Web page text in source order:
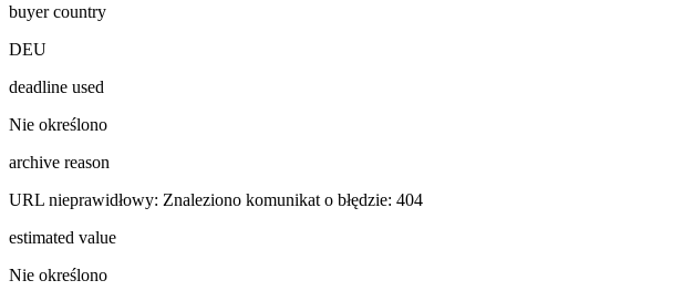
buyer country
DEU
deadline used
Nie określono
archive reason
URL nieprawidłowy: Znaleziono komunikat o błędzie: 404
estimated value
Nie określono